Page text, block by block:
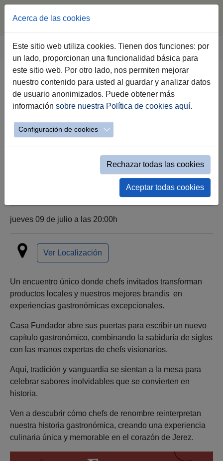
Saltar al contenido principal
Estás aquí:
Jerez.es Eventos detalle
Fundador & Friends: Alejandro
Sánchez Soto (Restaurante
jueves 09 de julio a las 20:00h
Ver Localización
Un encuentro único donde chefs invitados transforman
productos locales y nuestros mejores brandis en
experiencias gastronómicas excepcionales.
Casa Fundador abre sus puertas para escribir un nuevo
capítulo gastronómico, combinando la sabiduría de siglos
con las manos expertas de chefs visionarios.
Aquí, tradición y vanguardia se sientan a la mesa para
celebrar sabores inolvidables que se convierten en
historia.
Ven a descubrir cómo chefs de renombre reinterpretan
nuestra historia gastronómica, creando una experiencia
culinaria única y memorable en el corazón de Jerez.
Acerca de las cookies
Este sitio web utiliza cookies. Tienen dos funciones: por
un lado, proporcionan una funcionalidad básica para
este sitio web. Por otro lado, nos permiten mejorar
nuestro contenido para usted al guardar y analizar datos
de usuario anonimizados. Puede obtener más
información sobre nuestra Política de cookies aquí.
Configuración de cookies
Rechazar todas las cookies
Aceptar todas cookies